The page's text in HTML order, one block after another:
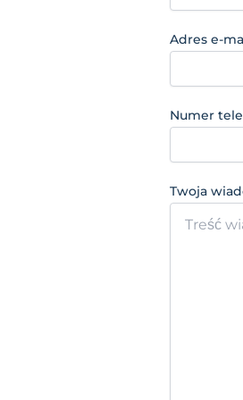
Adres e-
Numer
Twoja